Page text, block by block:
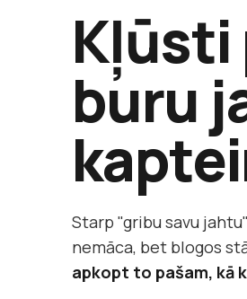
Kļūsti
buru
Starp "gribu savu
nemāca, bet blogos
apkopt to pašam, kā